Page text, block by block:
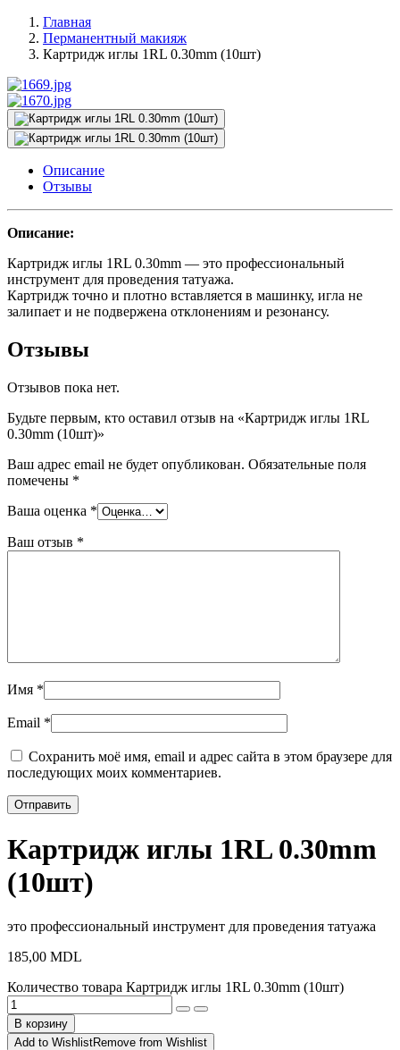
Главная
Перманентный макияж
Картридж иглы 1RL 0.30mm (10шт)
Описание
Отзывы
Описание:
Картридж иглы 1RL 0.30mm — это профессиональный
инструмент для проведения татуажа.
Картридж точно и плотно вставляется в машинку, игла не
залипает и не подвержена отклонениям и резонансу.
Отзывы
Отзывов пока нет.
Будьте первым, кто оставил отзыв на «Картридж иглы 1RL
0.30mm (10шт)»
Ваш адрес email не будет опубликован. Обязательные поля
помечены *
Ваша оценка *
Ваш отзыв *
Имя *
Email *
Сохранить моё имя, email и адрес сайта в этом браузере для
последующих моих комментариев.
Картридж иглы 1RL 0.30mm
(10шт)
это профессиональный инструмент для проведения татуажа
185,00 MDL
Количество товара Картридж иглы 1RL 0.30mm (10шт)
В корзину
Add to WishlistRemove from Wishlist